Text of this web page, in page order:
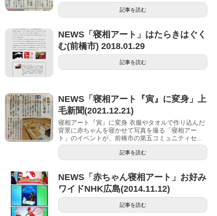
記事を読む
NEWS「寝相アート」はたらきはぐく
む(前橋市) 2018.01.29
記事を読む
NEWS「寝相アート『寅』に変身」上
毛新聞(2021.12.21)
寝相アート『寅』に変身 衣服やタオルで作り込んだ
背景に赤ちゃんを寝かせて写真を撮る「寝相アー
ト」のイベントが、前橋市の第五コミュニティセ...
記事を読む
NEWS「赤ちゃん寝相アート」お好み
ワイドNHK広島(2014.11.12)
記事を読む